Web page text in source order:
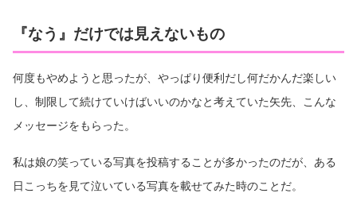
『なう』だけでは見えないもの
何度もやめようと思ったが、やっぱり便利だし何だかんだ楽しい
し、制限して続けていけばいいのかなと考えていた矢先、こんな
メッセージをもらった。
私は娘の笑っている写真を投稿することが多かったのだが、ある
日こっちを見て泣いている写真を載せてみた時のことだ。